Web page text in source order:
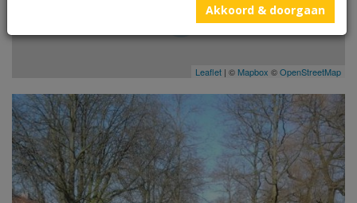
Leaflet | © Mapbox ©OpenStreetMap
Akkoord & doorgaan